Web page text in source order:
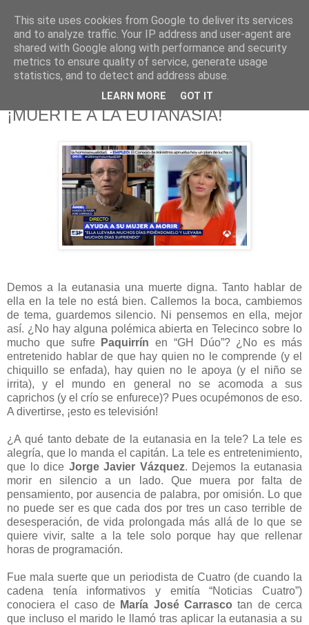
625 RANAS
LA TELEVISIÓN DESDE EL PUNTO DE VISTA BATRACIO
¡MUERTE A LA EUTANASIA!
Demos a la eutanasia una muerte digna. Tanto hablar de
ella en la tele no está bien. Callemos la boca, cambiemos
de tema, guardemos silencio. Ni pensemos en ella, mejor
así. ¿No hay alguna polémica abierta en Telecinco sobre lo
mucho que sufre
Paquirrín en “GH Dúo”? ¿No es más
entretenido hablar de que hay quien no le comprende (y el
chiquillo se enfada), hay quien no le apoya (y el niño se
irrita), y el mundo en general no se acomoda a sus
caprichos (y el crío se enfurece)? Pues ocupémonos de eso.
A divertirse, ¡esto es televisión!
¿A qué tanto debate de la eutanasia en la tele? La tele es
alegría, que lo manda el capitán. La tele es entretenimiento,
que lo dice Jorge Javier Vázquez. Dejemos la eutanasia
morir en silencio a un lado. Que muera por falta de
pensamiento, por ausencia de palabra, por omisión. Lo que
no puede ser es que cada dos por tres un caso terrible de
desesperación, de vida prolongada más allá de lo que se
quiere vivir, salte a la tele solo porque hay que rellenar
horas de programación.
Fue mala suerte que un periodista de Cuatro (de cuando la
cadena tenía informativos y emitía “Noticias Cuatro”)
conociera el caso de María José Carrasco tan de cerca
que incluso el marido le llamó tras aplicar la eutanasia a su
This site uses cookies from Google to deliver its services
and to analyze traffic. Your IP address and user-agent are
shared with Google along with performance and security
metrics to ensure quality of service, generate usage
statistics, and to detect and address abuse.
LEARN MORE GOT IT